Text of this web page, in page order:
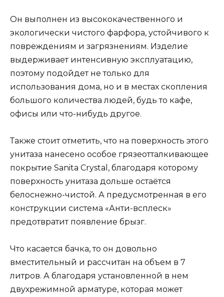
Он выполнен из высококачественного и
экологически чистого фарфора, устойчивого к
повреждениям и загрязнениям. Изделие
выдерживает интенсивную эксплуатацию,
поэтому подойдет не только для
использования дома, но и в местах скопления
большого количества людей, будь то кафе,
офисы или что-нибудь другое.
Также стоит отметить, что на поверхность этого
унитаза нанесено особое грязеотталкивающее
покрытие Sanita Crystal, благодаря которому
поверхность унитаза дольше остаётся
белоснежно-чистой. А предусмотренная в его
конструкции система «Анти-всплеск»
предотвратит появление брызг.
Что касается бачка, то он довольно
вместительный и рассчитан на объем в 7
литров. А благодаря установленной в нем
двухрежимной арматуре, которая может